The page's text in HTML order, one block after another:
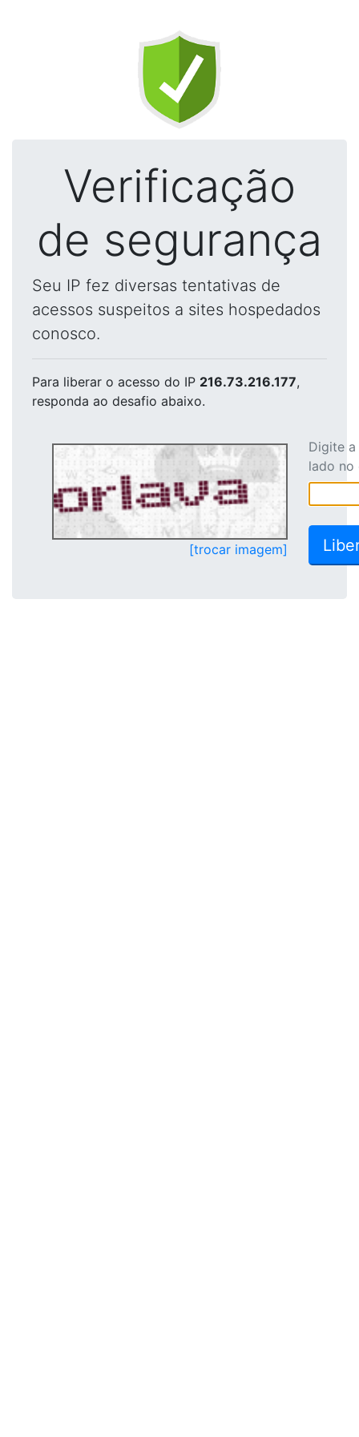
Verificação
de segurança
Seu IP fez diversas tentativas de
acessos suspeitos a sites hospedados
conosco.
Para liberar o acesso do IP 216.73.216.177,
responda ao desafio abaixo.
[trocar imagem]
Digite
lado no